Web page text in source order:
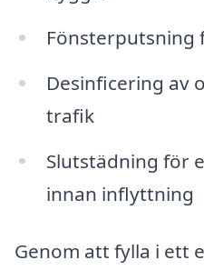
Fönsterputsning
Desinficering av
trafik
Slutstädning för
innan inflyttning
Genom att fylla i ett